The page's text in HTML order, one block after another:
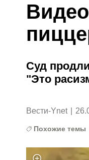
Суд
"Это
Вести-Ynet
Похожие темы